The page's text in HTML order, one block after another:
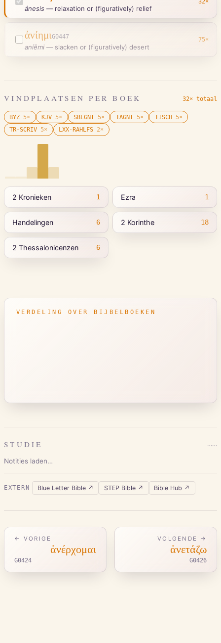
ánesis — relaxation or (figuratively) relief
ἀνίημιG0447
aníēmi — slacken or (figuratively) desert
75×
VINDPLAATSEN PER BOEK 32× totaal
BYZ 5× KJV 5× SBLGNT 5× TAGNT 5× TISCH 5×
TR-SCRIV 5× LXX-RAHLFS 2×
2 Kronieken 1 Ezra 1
Handelingen 6 2 Korinthe 18
2 Thessalonicenzen 6
VERDELING OVER BIJBELBOEKEN
STUDIE ……
Notities laden…
EXTERN Blue Letter Bible↗ STEP Bible↗ Bible Hub ↗
← VORIGE
ἀνέρχομαι
G0424
VOLGENDE →
ἀνετάζω
G0426